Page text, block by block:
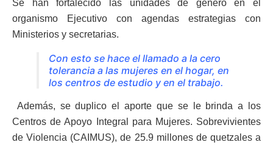
Se han fortalecido las unidades de genero en el
organismo Ejecutivo con agendas estrategias con
Ministerios y secretarias.
Con esto se hace el llamado a la cero
tolerancia a las mujeres en el hogar, en
los centros de estudio y en el trabajo.
Además, se duplico el aporte que se le brinda a los
Centros de Apoyo Integral para Mujeres. Sobrevivientes
de Violencia (CAIMUS), de 25.9 millones de quetzales a